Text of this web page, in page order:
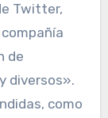
de
diversos».
como